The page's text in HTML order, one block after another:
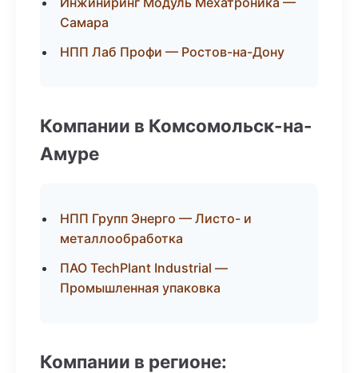
Самара
НПП Лаб Профи — Ростов-на-Дону
Компании в Комсомольск-на-
Амуре
НПП Групп Энерго — Листо- и
металлообработка
ПАО TechPlant Industrial —
Промышленная упаковка
Компании в регионе: